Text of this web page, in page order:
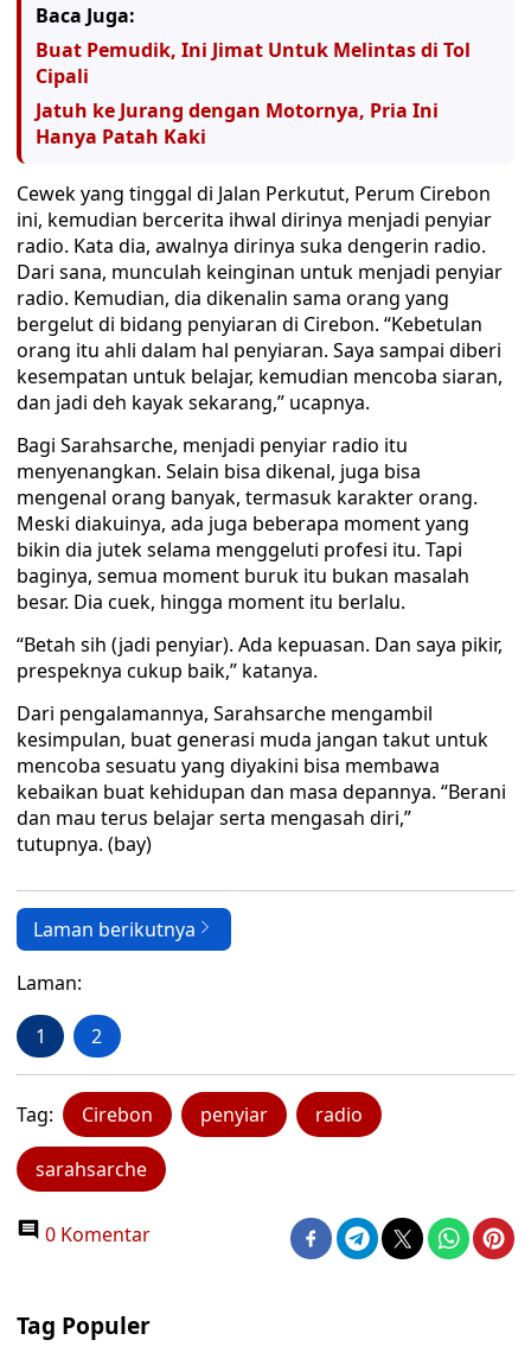
Baca Juga:
Buat Pemudik, Ini Jimat Untuk Melintas di Tol
Cipali
Jatuh ke Jurang dengan Motornya, Pria Ini
Hanya Patah Kaki
Cewek yang tinggal di Jalan Perkutut, Perum Cirebon
ini, kemudian bercerita ihwal dirinya menjadi penyiar
radio. Kata dia, awalnya dirinya suka dengerin radio.
Dari sana, munculah keinginan untuk menjadi penyiar
radio. Kemudian, dia dikenalin sama orang yang
bergelut di bidang penyiaran di Cirebon. “Kebetulan
orang itu ahli dalam hal penyiaran. Saya sampai diberi
kesempatan untuk belajar, kemudian mencoba siaran,
dan jadi deh kayak sekarang,” ucapnya.
Bagi Sarahsarche, menjadi penyiar radio itu
menyenangkan. Selain bisa dikenal, juga bisa
mengenal orang banyak, termasuk karakter orang.
Meski diakuinya, ada juga beberapa moment yang
bikin dia jutek selama menggeluti profesi itu. Tapi
baginya, semua moment buruk itu bukan masalah
besar. Dia cuek, hingga moment itu berlalu.
“Betah sih (jadi penyiar). Ada kepuasan. Dan saya pikir,
prespeknya cukup baik,” katanya.
Dari pengalamannya, Sarahsarche mengambil
kesimpulan, buat generasi muda jangan takut untuk
mencoba sesuatu yang diyakini bisa membawa
kebaikan buat kehidupan dan masa depannya. “Berani
dan mau terus belajar serta mengasah diri,”
tutupnya. (bay)
Laman berikutnya
Laman:
1 2
Tag: Cirebon penyiar radio
sarahsarche
0 Komentar
Tag Populer